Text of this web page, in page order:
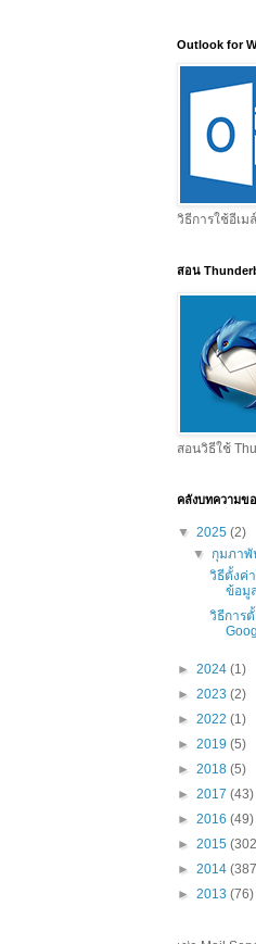
Outlook for
วิธีการใช้อีเม
สอน
สอนวิธีใช้
คลังบทความข
▼ 2025 (2)
▼ กุมภา
วิธีตั้งค่
ข้อมู
วิธีการ
► 2024 (1)
► 2023 (2)
► 2022 (1)
► 2019 (5)
► 2018 (5)
► 2017 (43)
► 2016 (49)
► 2015
► 2014
► 2013 (76)